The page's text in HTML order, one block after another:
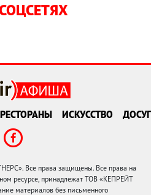
РЕСТОРАНЫ ИСКУССТВО ДОСУГ
Все права защищены. Все права на
ресурсе, принадлежат ТОВ «КЕПРЕЙТ
материалов без письменного